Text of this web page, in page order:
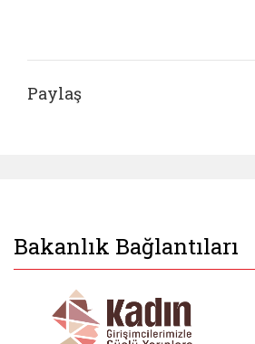
Paylaş
Bakanlık Bağlantıları